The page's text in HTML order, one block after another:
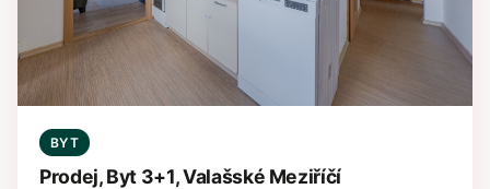
BYT
Prodej, Byt 3+1, Valašské Meziříčí